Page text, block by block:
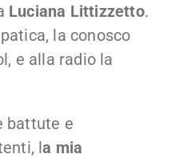
Luciana Littizzetto.
la conosco
e alla radio la
battute e
la mia